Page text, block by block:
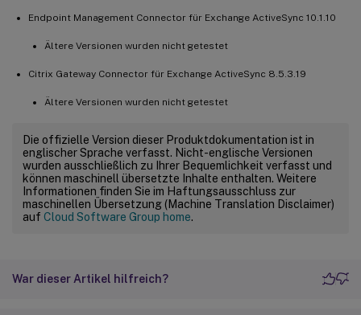
Endpoint Management Connector für Exchange ActiveSync 10.1.10
Ältere Versionen wurden nicht getestet
Citrix Gateway Connector für Exchange ActiveSync 8.5.3.19
Ältere Versionen wurden nicht getestet
Die offizielle Version dieser Produktdokumentation ist in
englischer Sprache verfasst. Nicht-englische Versionen
wurden ausschließlich zu Ihrer Bequemlichkeit verfasst und
können maschinell übersetzte Inhalte enthalten. Weitere
Informationen finden Sie im Haftungsausschluss zur
maschinellen Übersetzung (Machine Translation Disclaimer)
auf Cloud Software Group home.
War dieser Artikel hilfreich?